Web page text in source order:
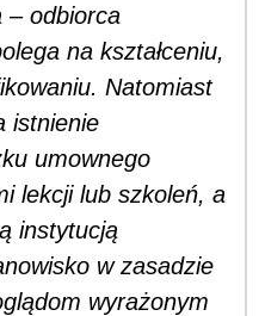
– odbiorca
na kształceniu,
Natomiast
istnienie
umownego
lekcji lub szkoleń, a
instytucją
w zasadzie
wyrażonym